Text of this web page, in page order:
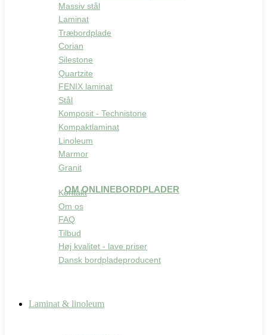
Massiv stål
Laminat
Træbordplade
Corian
Silestone
Quartzite
FENIX laminat
Stål
Komposit - Technistone
Kompaktlaminat
Linoleum
Marmor
Granit
OM ONLINEBORDPLADER
Kontakt
Om os
FAQ
Tilbud
Høj kvalitet - lave priser
Dansk bordpladeproducent
Laminat & linoleum